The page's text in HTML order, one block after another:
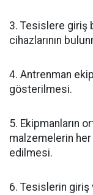
3. Tesislere giriş
cihazlarının
4. Antrenman
gösterilmesi.
5. Ekipmanların
malzemelerin
edilmesi.
6. Tesislerin giriş